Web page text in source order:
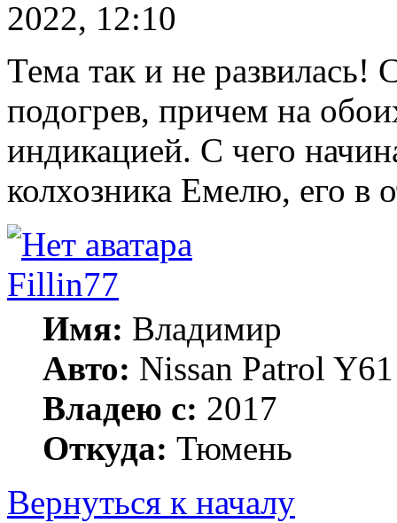
2022, 12:10
Тема так и не развилась!
подогрев, причем на
индикацией. С чего
колхозника Емелю, его в
Fillin77
Имя: Владимир
Авто: Nissan Patrol
Владею с: 2017
Откуда: Тюмень
Вернуться к началу